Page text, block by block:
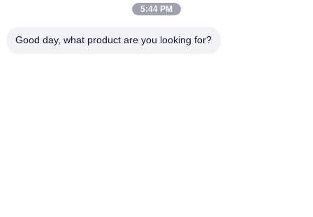
5:44 PM
Good day, what product are you looking for?